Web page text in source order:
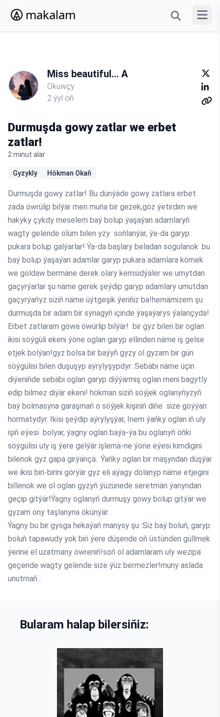
makalam
Miss beautiful... A
Okuwçy
2 ýyl öň
Durmuşda gowy zatlar we erbet
zatlar!
2 minut alar
Gyzykly Hökman Okaň
Durmuşda gowy zatlar! Bu dünýäde gowy zatlara erbet
zada öwrülip bilýär men muňa bir gezek,göz ýetirdim we
hakyky çykdy meselem baý bolup ýaşaýan adamlaryň
wagty gelende ölüm bilen yzy soňlanýar, ýa-da garyp
pukara bolup galýarlar! Ýa-da başlary beladan sogulanok .bu
baý bolup ýaşaýan adamlar garyp pukara adamlara kömek
we goldaw bermäne derek olary kemsidýäler we umytdan
gaçyrýarlar şu näme gerek şeýdip garyp adamlary umutdan
gaçyrýaňyz siziň näme üýtgeşik ýeriňiz ba!hemämizem şu
durmuşda bir adam bir synagyň içinde ýaşaýarys ýalançyda!
Erbet zatlaram gowa öwürlip bilýär! bir gyz bilen bir oglan
ikisi söýgüli ekeni ýöne oglan garyp ellinden näme iş gelse
etjek bolýan!gyz bolsa bir baýyň gyzy ol gyzam bir gün
söýgülisi bilen duşuşyp aýrylyşypdyr .Sebäbi näme üçin
diýeniňde sebäbi oglan garyp diýýärmiş oglan meni bagytly
edip bilmez diýär ekeni! hökman siziň söýjek oglanyňyzyň
baý bolmasyna garaşmaň o söýjek kişiniň diňe size goýýan
hormatydyr. Ikisi şeýdip aýrylyşýar, Inem ýaňky oglan iň uly
işiň eýesi bolyar, ýagny oglan baýa-ýa bu oglanyň öňki
söýgülisi uly iş ýere gelýär işlemä-ne ýöne eýesi kimdigini
bilenok gyz gapa girýänçä.. Ýaňky oglan bir maşyndan düşýär
we ikisi biri-birini görýär gyz eli aýagy dolanyp näme etjegini
billenok we ol oglan gyzyň ýüzünede seretmän ýanyndan
geçip gitýär!Ýagny oglanyň durmuşy gowy bolup gitýär we
gyzam ony taşlanyna ökünýär.
Ýagny bu bir gysga hekaýaň manysy şu :Siz baý boluň, garyp
boluň tapawudy yok biri ýere düşende oň üstünden güllmek
ýerine el uzatmany öwreniň!soň ol adamlaram uly wezipä
geçende wagty gelende size ýüz bermezler!muny aslada
unutmaň...
Bularam halap bilersiňiz: